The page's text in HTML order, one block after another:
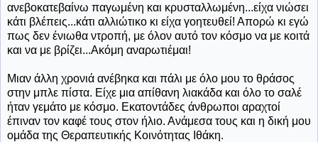
ανεβοκατεβαίνω παγωμένη και κρυσταλλωμένη...είχα νιώσει
κάτι βλέπεις...κάτι αλλιώτικο κι είχα γοητευθεί! Απορώ κι εγώ
πως δεν ένιωθα ντροπή, με όλον αυτό τον κόσμο να με κοιτά
και να με βρίζει...Ακόμη αναρωτιέμαι!
Μιαν άλλη χρονιά ανέβηκα και πάλι με όλο μου το θράσος
στην μπλε πίστα. Είχε μια απίθανη λιακάδα και όλο το σαλέ
ήταν γεμάτο με κόσμο. Εκατοντάδες άνθρωποι αραχτοί
έπιναν τον καφέ τους στον ήλιο. Ανάμεσα τους και η δική μου
ομάδα της Θεραπευτικής Κοινότητας Ιθάκη.